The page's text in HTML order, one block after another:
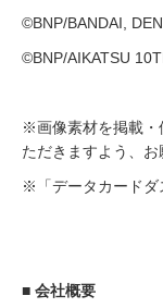
©BNP/BANDAI,
©BNP/AIKATSU
※画像素材を掲載・
ただきますよう、お
※「データカードダ
■ 会社概要